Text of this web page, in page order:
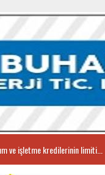
ve işletme kredilerinin limiti...